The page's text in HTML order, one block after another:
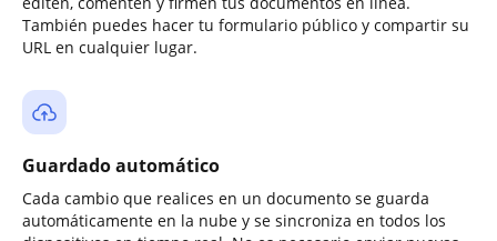
También puedes hacer tu formulario público y compartir su
URL en cualquier lugar.
Guardado automático
Cada cambio que realices en un documento se guarda
automáticamente en la nube y se sincroniza en todos los